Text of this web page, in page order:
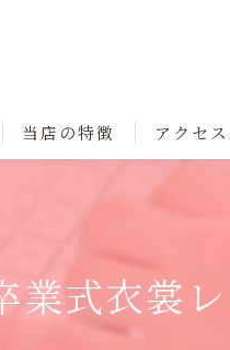
当店の特徴
卒業
アクセス
業式衣裳